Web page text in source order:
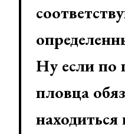
Ну если по
пловца
находиться